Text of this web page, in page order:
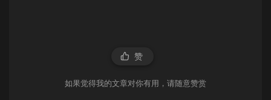
赞
如果觉得我的文章对你有用，请随意赞赏